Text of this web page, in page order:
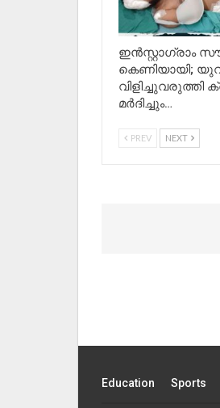
ഇൻസ്റ്റാഗ്രാം
കെണിയായി;
വിളിച്ചുവരുത്തി
മർദിച്ചും…
PREV NEXT
Education Sports